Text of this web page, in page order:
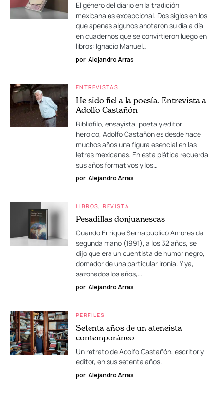
El género del diario en la tradición
mexicana es excepcional. Dos siglos en los
que apenas algunos anotaron su día a día
en cuadernos que se convirtieron luego en
libros: Ignacio Manuel…
por Alejandro Arras
ENTREVISTAS
He sido fiel a la poesía. Entrevista a
Adolfo Castañón
Bibliófilo, ensayista, poeta y editor
heroico, Adolfo Castañón es desde hace
muchos años una figura esencial en las
letras mexicanas. En esta plática recuerda
sus años formativos y los…
por Alejandro Arras
LIBROS REVISTA
Pesadillas donjuanescas
Cuando Enrique Serna publicó Amores de
segunda mano (1991), a los 32 años, se
dijo que era un cuentista de humor negro,
domador de una particular ironía. Y ya,
sazonados los años,…
por Alejandro Arras
PERFILES
Setenta años de un ateneísta
contemporáneo
Un retrato de Adolfo Castañón, escritor y
editor, en sus setenta años.
por Alejandro Arras